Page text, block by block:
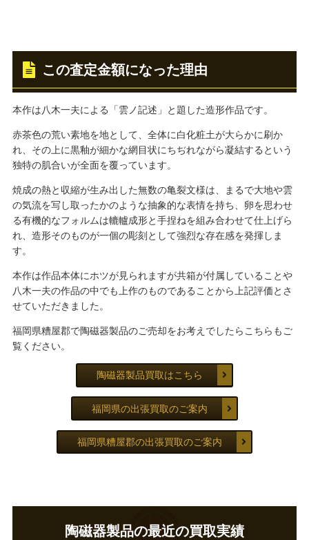
この査定金額になった理由
本作は八木一夫による「雲ノ記述」と題した造形作品です。
赤茶色の荒い素地を地として、全体に白化粧土が大らかに刷か
れ、その上に黒釉が細かな網目状にちぢれながら凝結するという
独特の肌合いが全面を覆っています。
焼成の熱と収縮が生み出した無数の亀裂文様は、まるで大地や雲
の気流を写し取ったかのような抽象的な表情を持ち、卵を思わせ
る有機的なフォルムは轆轤成形と手捏ねを組み合わせて仕上げら
れ、造形そのものが一個の彫刻として強烈な存在感を発揮しま
す。
本作は作品本体にホツが見られますが共箱が付属していることや
八木一夫の作品の中でも上作のものであることから上記評価とさ
せていただきました。
福岡県糟屋郡で陶磁器製品のご売却をお考えでしたらこちらもご
覧ください。
陶磁器製品買取はこちら
福岡県の出張買取のご案内
福岡県糟屋郡の出張買取のご案内
陶磁器製品の最近の買取実績